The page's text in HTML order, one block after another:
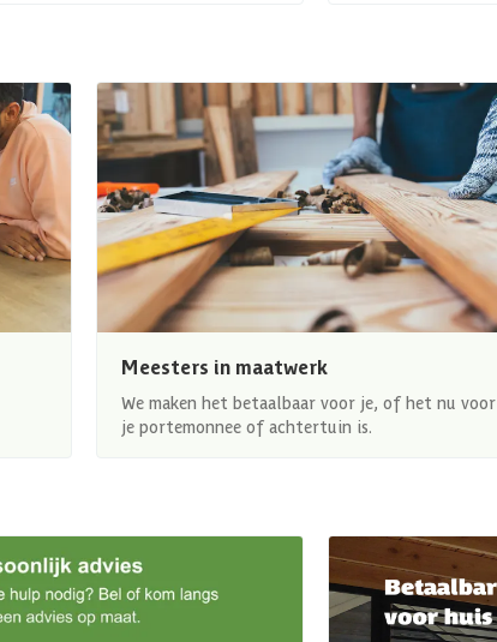
Meesters in maatwerk
We maken het betaalbaar voor je, of het nu voor
je portemonnee of achtertuin is.